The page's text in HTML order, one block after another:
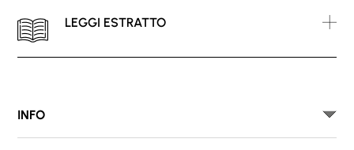
LEGGI ESTRATTO
INFO